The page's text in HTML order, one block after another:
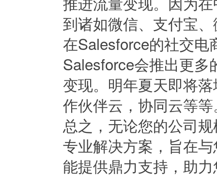
到诸如微信、支付宝
在Salesforce的社交电
Salesforce会推出更多
变现。明年夏天即将
作伙伴云，协同云等
总之，无论您的公司
专业解决方案，旨在
能提供鼎力支持，助